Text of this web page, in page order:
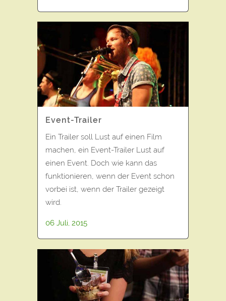
Event-Trailer
Ein Trailer soll Lust auf einen Film
machen, ein Event-Trailer Lust auf
einen Event. Doch wie kann das
funktionieren, wenn der Event schon
vorbei ist, wenn der Trailer gezeigt
wird.
06 Juli, 2015